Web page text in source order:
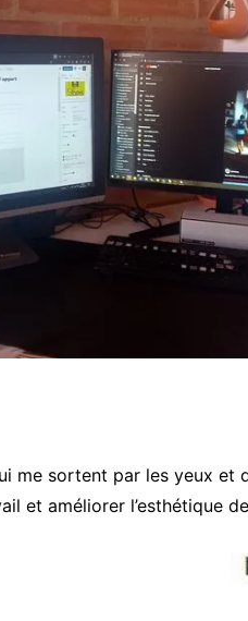
me sortent par les yeux et
et améliorer l’esthétique